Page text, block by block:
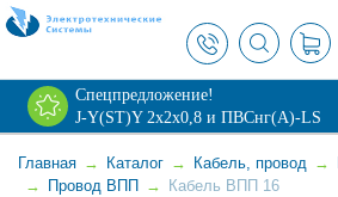
Спецпредложение!
J-Y(ST)Y 2х2х0,8 и ПВСнг(А)-LS
Главная → Каталог → Кабель, провод →
→
Провод ВПП → Кабель ВПП 16